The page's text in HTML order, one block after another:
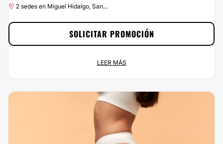
2 sedes en Miguel Hidalgo, San...
¡Ponle buena cara a la vida por menos de lo que esperas! En Multiestetica.mx
podrás contratar los servicios de Dentalis Aesthetic y estar como siempre
has soñado. ¡Aprovecha el 15% de descuento ya!
SOLICITAR PROMOCIÓN
LEER MÁS